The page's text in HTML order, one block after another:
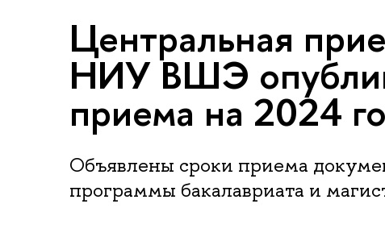
Центральная
НИУ ВШЭ
приема на 2024
Объявлены сроки приема
программы бакалавриата и